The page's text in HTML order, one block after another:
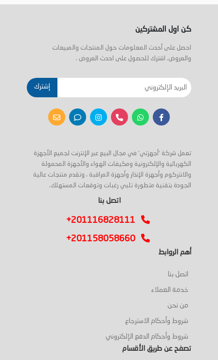
كن اول المشتركين
احصل على أحدث المعلومات حول المنتجات والمبيعات
والعروض. اشترك للحصول على احدث العروض .
إشترك
تعمل شركة 'أجهزتي' في مجال البيع عبر الإنترنت لجميع الأجهزة
الكهربائية والإلكترونية ومكيفات الهواء والأجهزة المحمولة
والانتركوم وأجهزة الإنذار وأجهزة المراقبة ، وتقدم منتجات عالية
الجودة بتقنية متطورة تلبي رغبات وتوقعات المستهلك.
اتصل بنا
+201116828111
+201158058660
أهم الروابط
اتصل بنا
خدمة العملاء
من نحن
شروط وأحكام الاسترجاع
شروط وأحكام الدفع الإلكتروني
تصفح عن طريق الأقسام